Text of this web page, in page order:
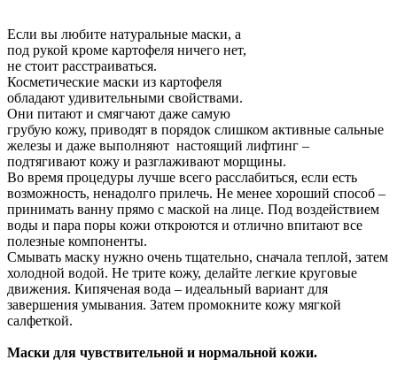
Если вы любите натуральные маски, а
под рукой кроме картофеля ничего нет,
не стоит расстраиваться.
Косметические маски из картофеля
обладают удивительными свойствами.
Они питают и смягчают даже самую
грубую кожу, приводят в порядок слишком активные сальные
железы и даже выполняют настоящий лифтинг –
подтягивают кожу и разглаживают морщины.
Во время процедуры лучше всего расслабиться, если есть
возможность, ненадолго прилечь. Не менее хороший способ –
принимать ванну прямо с маской на лице. Под воздействием
воды и пара поры кожи откроются и отлично впитают все
полезные компоненты.
Смывать маску нужно очень тщательно, сначала теплой, затем
холодной водой. Не трите кожу, делайте легкие круговые
движения. Кипяченая вода – идеальный вариант для
завершения умывания. Затем промокните кожу мягкой
салфеткой.
Маски для чувствительной и нормальной кожи.